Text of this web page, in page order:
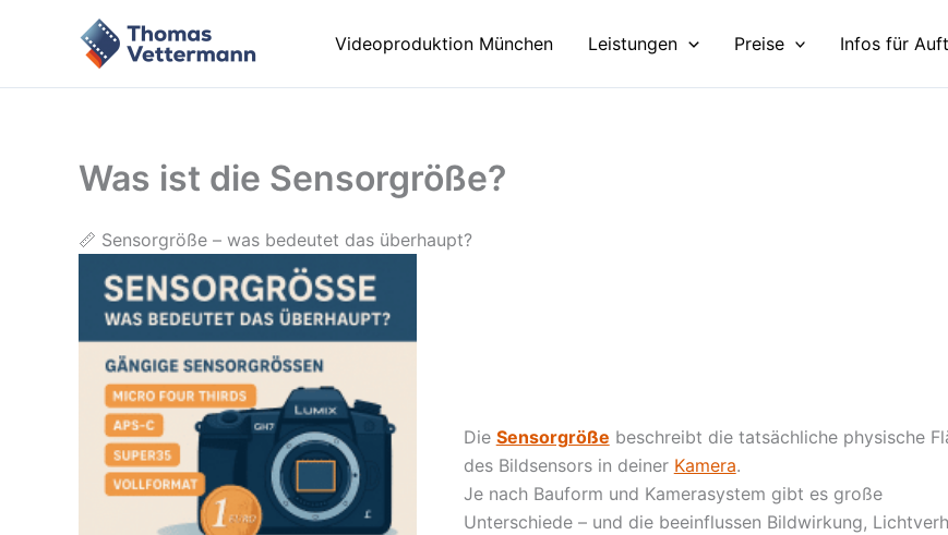
Videoproduktion München Leistungen Preise Infos für
Was ist die Sensorgröße?
📏 Sensorgröße – was bedeutet das überhaupt?
Die Sensorgröße beschreibt die tatsächliche physische
des Bildsensors in deiner Kamera.
Je nach Bauform und Kamerasystem gibt es große
Unterschiede – und die beeinflussen Bildwirkung,